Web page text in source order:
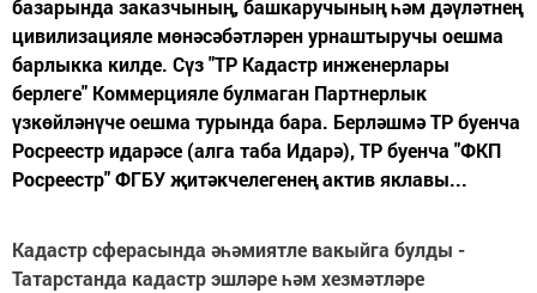
базарында заказчының, башкаручының һәм дәүләтнең
цивилизацияле мөнәсәбәтләрен урнаштыручы оешма
барлыкка килде. Сүз "ТР Кадастр инженерлары
берлеге" Коммерцияле булмаган Партнерлык
үзкөйләнүче оешма турында бара. Берләшмә ТР буенча
Росреестр идарәсе (алга таба Идарә), ТР буенча "ФКП
Росреестр" ФГБУ җитәкчелегенең актив яклавы...
Кадастр сферасында әһәмиятле вакыйга булды -
Татарстанда кадастр эшләре һәм хезмәтләре